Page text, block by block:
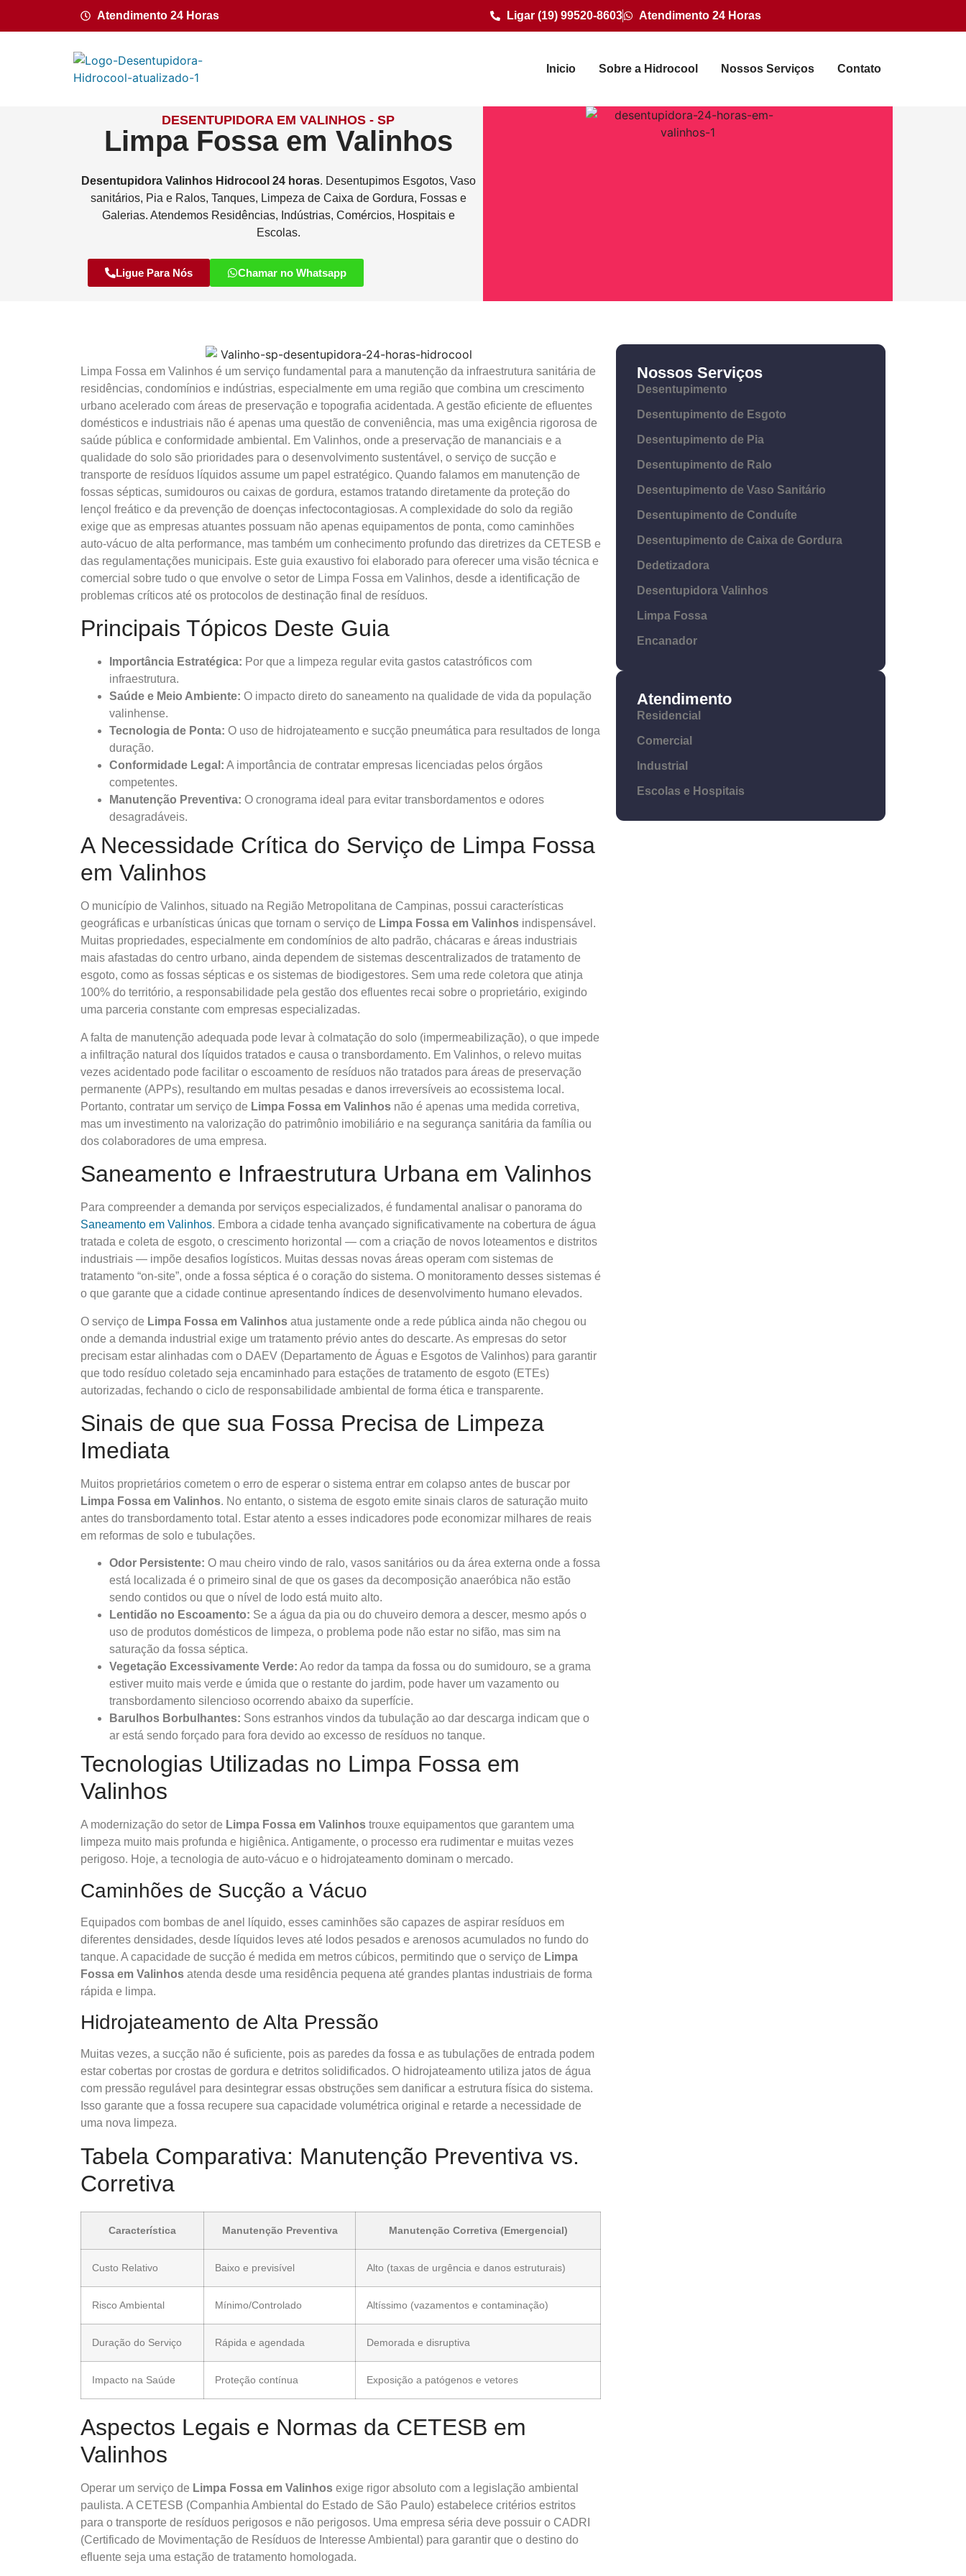
Atendimento 24 Horas Ligar (19) 99520-8603 Atendimento 24 Horas
Inicio Sobre a Hidrocool Nossos Serviços Contato
DESENTUPIDORA EM VALINHOS - SP
Limpa Fossa em Valinhos
Desentupidora Valinhos Hidrocool 24 horas. Desentupimos Esgotos, Vaso
sanitários, Pia e Ralos, Tanques, Limpeza de Caixa de Gordura, Fossas e
Galerias. Atendemos Residências, Indústrias, Comércios, Hospitais e
Escolas.
Ligue Para Nós Chamar no Whatsapp
Limpa Fossa em Valinhos é um serviço fundamental para a manutenção da infraestrutura sanitária de
residências, condomínios e indústrias, especialmente em uma região que combina um crescimento
urbano acelerado com áreas de preservação e topografia acidentada. A gestão eficiente de efluentes
domésticos e industriais não é apenas uma questão de conveniência, mas uma exigência rigorosa de
saúde pública e conformidade ambiental. Em Valinhos, onde a preservação de mananciais e a
qualidade do solo são prioridades para o desenvolvimento sustentável, o serviço de sucção e
transporte de resíduos líquidos assume um papel estratégico. Quando falamos em manutenção de
fossas sépticas, sumidouros ou caixas de gordura, estamos tratando diretamente da proteção do
lençol freático e da prevenção de doenças infectocontagiosas. A complexidade do solo da região
exige que as empresas atuantes possuam não apenas equipamentos de ponta, como caminhões
auto-vácuo de alta performance, mas também um conhecimento profundo das diretrizes da CETESB e
das regulamentações municipais. Este guia exaustivo foi elaborado para oferecer uma visão técnica e
comercial sobre tudo o que envolve o setor de Limpa Fossa em Valinhos, desde a identificação de
problemas críticos até os protocolos de destinação final de resíduos.
Principais Tópicos Deste Guia
Importância Estratégica: Por que a limpeza regular evita gastos catastróficos com
infraestrutura.
Saúde e Meio Ambiente: O impacto direto do saneamento na qualidade de vida da população
valinhense.
Tecnologia de Ponta: O uso de hidrojateamento e sucção pneumática para resultados de longa
duração.
Conformidade Legal: A importância de contratar empresas licenciadas pelos órgãos
competentes.
Manutenção Preventiva: O cronograma ideal para evitar transbordamentos e odores
desagradáveis.
A Necessidade Crítica do Serviço de Limpa Fossa
em Valinhos
O município de Valinhos, situado na Região Metropolitana de Campinas, possui características
geográficas e urbanísticas únicas que tornam o serviço de Limpa Fossa em Valinhos indispensável.
Muitas propriedades, especialmente em condomínios de alto padrão, chácaras e áreas industriais
mais afastadas do centro urbano, ainda dependem de sistemas descentralizados de tratamento de
esgoto, como as fossas sépticas e os sistemas de biodigestores. Sem uma rede coletora que atinja
100% do território, a responsabilidade pela gestão dos efluentes recai sobre o proprietário, exigindo
uma parceria constante com empresas especializadas.
A falta de manutenção adequada pode levar à colmatação do solo (impermeabilização), o que impede
a infiltração natural dos líquidos tratados e causa o transbordamento. Em Valinhos, o relevo muitas
vezes acidentado pode facilitar o escoamento de resíduos não tratados para áreas de preservação
permanente (APPs), resultando em multas pesadas e danos irreversíveis ao ecossistema local.
Portanto, contratar um serviço de Limpa Fossa em Valinhos não é apenas uma medida corretiva,
mas um investimento na valorização do patrimônio imobiliário e na segurança sanitária da família ou
dos colaboradores de uma empresa.
Saneamento e Infraestrutura Urbana em Valinhos
Para compreender a demanda por serviços especializados, é fundamental analisar o panorama do
Saneamento em Valinhos. Embora a cidade tenha avançado significativamente na cobertura de água
tratada e coleta de esgoto, o crescimento horizontal — com a criação de novos loteamentos e distritos
industriais — impõe desafios logísticos. Muitas dessas novas áreas operam com sistemas de
tratamento “on-site”, onde a fossa séptica é o coração do sistema. O monitoramento desses sistemas é
o que garante que a cidade continue apresentando índices de desenvolvimento humano elevados.
O serviço de Limpa Fossa em Valinhos atua justamente onde a rede pública ainda não chegou ou
onde a demanda industrial exige um tratamento prévio antes do descarte. As empresas do setor
precisam estar alinhadas com o DAEV (Departamento de Águas e Esgotos de Valinhos) para garantir
que todo resíduo coletado seja encaminhado para estações de tratamento de esgoto (ETEs)
autorizadas, fechando o ciclo de responsabilidade ambiental de forma ética e transparente.
Sinais de que sua Fossa Precisa de Limpeza
Imediata
Muitos proprietários cometem o erro de esperar o sistema entrar em colapso antes de buscar por
Limpa Fossa em Valinhos. No entanto, o sistema de esgoto emite sinais claros de saturação muito
antes do transbordamento total. Estar atento a esses indicadores pode economizar milhares de reais
em reformas de solo e tubulações.
Odor Persistente: O mau cheiro vindo de ralo, vasos sanitários ou da área externa onde a fossa
está localizada é o primeiro sinal de que os gases da decomposição anaeróbica não estão
sendo contidos ou que o nível de lodo está muito alto.
Lentidão no Escoamento: Se a água da pia ou do chuveiro demora a descer, mesmo após o
uso de produtos domésticos de limpeza, o problema pode não estar no sifão, mas sim na
saturação da fossa séptica.
Vegetação Excessivamente Verde: Ao redor da tampa da fossa ou do sumidouro, se a grama
estiver muito mais verde e úmida que o restante do jardim, pode haver um vazamento ou
transbordamento silencioso ocorrendo abaixo da superfície.
Barulhos Borbulhantes: Sons estranhos vindos da tubulação ao dar descarga indicam que o
ar está sendo forçado para fora devido ao excesso de resíduos no tanque.
Tecnologias Utilizadas no Limpa Fossa em
Valinhos
A modernização do setor de Limpa Fossa em Valinhos trouxe equipamentos que garantem uma
limpeza muito mais profunda e higiênica. Antigamente, o processo era rudimentar e muitas vezes
perigoso. Hoje, a tecnologia de auto-vácuo e o hidrojateamento dominam o mercado.
Caminhões de Sucção a Vácuo
Equipados com bombas de anel líquido, esses caminhões são capazes de aspirar resíduos em
diferentes densidades, desde líquidos leves até lodos pesados e arenosos acumulados no fundo do
tanque. A capacidade de sucção é medida em metros cúbicos, permitindo que o serviço de Limpa
Fossa em Valinhos atenda desde uma residência pequena até grandes plantas industriais de forma
rápida e limpa.
Hidrojateamento de Alta Pressão
Muitas vezes, a sucção não é suficiente, pois as paredes da fossa e as tubulações de entrada podem
estar cobertas por crostas de gordura e detritos solidificados. O hidrojateamento utiliza jatos de água
com pressão regulável para desintegrar essas obstruções sem danificar a estrutura física do sistema.
Isso garante que a fossa recupere sua capacidade volumétrica original e retarde a necessidade de
uma nova limpeza.
Tabela Comparativa: Manutenção Preventiva vs.
Corretiva
Característica Manutenção Preventiva Manutenção Corretiva (Emergencial)
Custo Relativo Baixo e previsível Alto (taxas de urgência e danos estruturais)
Risco Ambiental Mínimo/Controlado Altíssimo (vazamentos e contaminação)
Duração do Serviço Rápida e agendada Demorada e disruptiva
Impacto na Saúde Proteção contínua Exposição a patógenos e vetores
Aspectos Legais e Normas da CETESB em
Valinhos
Operar um serviço de Limpa Fossa em Valinhos exige rigor absoluto com a legislação ambiental
paulista. A CETESB (Companhia Ambiental do Estado de São Paulo) estabelece critérios estritos
para o transporte de resíduos perigosos e não perigosos. Uma empresa séria deve possuir o CADRI
(Certificado de Movimentação de Resíduos de Interesse Ambiental) para garantir que o destino do
efluente seja uma estação de tratamento homologada.
Nossos Serviços
Desentupimento
Desentupimento de Esgoto
Desentupimento de Pia
Desentupimento de Ralo
Desentupimento de Vaso Sanitário
Desentupimento de Conduíte
Desentupimento de Caixa de Gordura
Dedetizadora
Desentupidora Valinhos
Limpa Fossa
Encanador
Atendimento
Residencial
Comercial
Industrial
Escolas e Hospitais